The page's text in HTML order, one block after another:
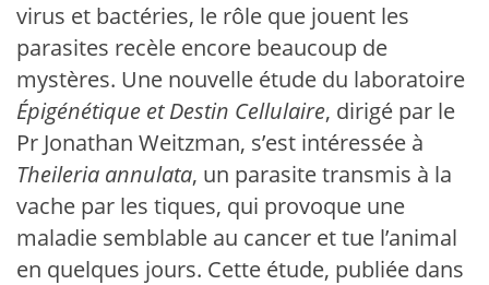
virus et bactéries, le rôle que jouent les
parasites recèle encore beaucoup de
mystères. Une nouvelle étude du laboratoire
Épigénétique et Destin Cellulaire, dirigé par le
Pr Jonathan Weitzman, s’est intéressée à
Theileria annulata, un parasite transmis à la
vache par les tiques, qui provoque une
maladie semblable au cancer et tue l’animal
en quelques jours. Cette étude, publiée dans